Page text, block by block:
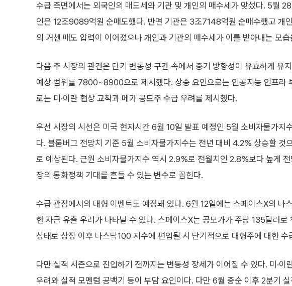
수급 측면에서는 외국인의 매도세와 기관 및 개인의 매수세가 맞섰다. 5월
인은 12조9089억원 순매도했다. 반면 기관은 3조7148억원 순매수했고 개
의 거센 매도 압력이 이어졌으나 개인과 기관의 매수세가 이를 받아내는 모습
다음 주 시장의 관건은 단기 변동성 구간 속에서 중기 방향성이 유효하게 유
예상 범위를 7800~8900으로 제시했다. 상승 요인으로는 인공지능 인프라
로는 미·이란 협상 교착과 메가 공모주 수급 우려를 제시했다.
우선 시장의 시선은 미국 현지시간 6월 10일 발표 예정인 5월 소비자물가지
다. 블룸버그 전망치 기준 5월 소비자물가지수는 전년 대비 4.2% 상승할 것
로 예상된다. 근원 소비자물가지수 역시 2.9%로 전월치인 2.8%보다 높게
장의 통화정책 기대를 흔들 수 있는 변수로 꼽힌다.
수급 관점에서의 대형 이벤트도 예정돼 있다. 6월 12일에는 스페이스X의 나
한 자금 유출 우려가 나타날 수 있다. 스페이스X는 공모가가 주당 135달러
상태로 상장 이후 나스닥100 지수에 편입될 시 단기적으로 대형주에 대한
다만 실적 시즌으로 진입하기 전까지는 변동성 장세가 이어질 수 있다. 미·
우려와 실적 모멘텀 공백기 등이 부담 요인이다. 다만 6월 중순 이후 2분기